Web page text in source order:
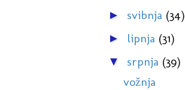
► svibnja (34)
► lipnja (31)
▼ srpnja (39)
vožnja